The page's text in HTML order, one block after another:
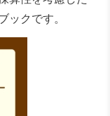
ックです。